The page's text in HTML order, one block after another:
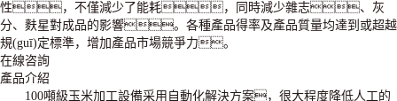
性，不僅減少了能耗，同時減少雜志、灰
分、麩星對成品的影響。各種產品得率及產品質量均達到或超越
規(guī)定標準，增加產品市場競爭力。
在線咨詢
產品介紹
100噸級 玉米加工設備采用自動化解決方案，很大程度降低人工的